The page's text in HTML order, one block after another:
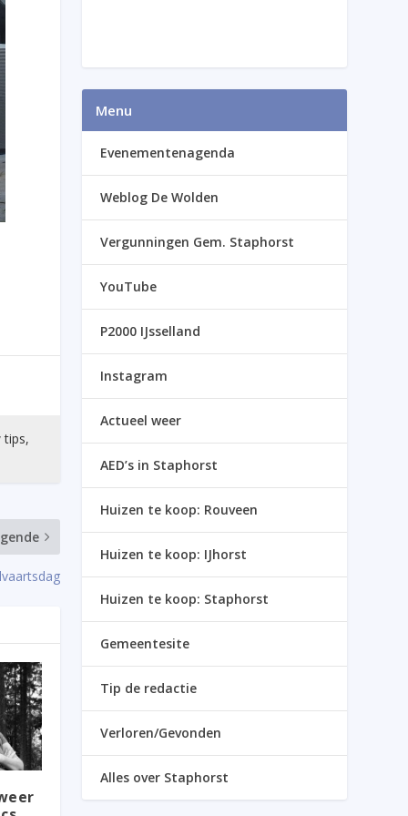
tips,
Menu
Evenementenagenda
Weblog De Wolden
Vergunningen Gem. Staphorst
YouTube
P2000 IJsselland
Instagram
Actueel weer
AED’s in Staphorst
Huizen te koop: Rouveen
Huizen te koop: IJhorst
Huizen te koop: Staphorst
Gemeentesite
Tip de redactie
Verloren/Gevonden
Alles over Staphorst